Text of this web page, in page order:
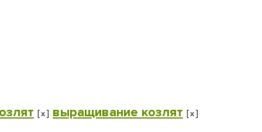
[x] выращивание козлят [x]